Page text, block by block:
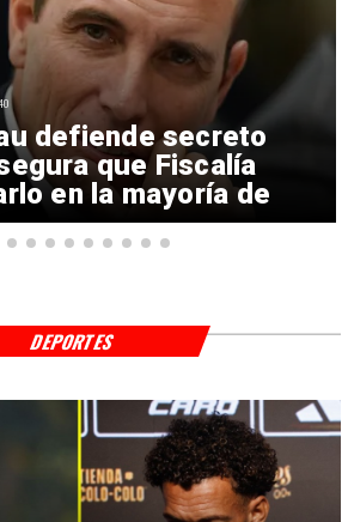
defiende secreto
que Fiscalía
en la mayoría de
DEPORTES